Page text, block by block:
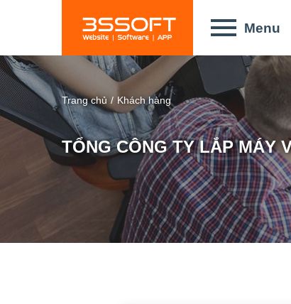
Menu
TỔNG CÔNG TY LẮP MÁY
Trang chủ / Khách hàng